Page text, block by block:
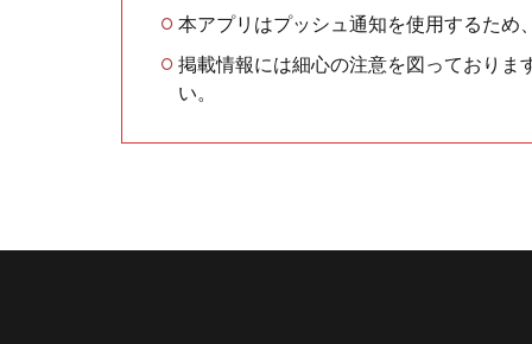
本アプリはプッシュ通知を使用するた
掲載情報には細心の注意を図っておりま
い。